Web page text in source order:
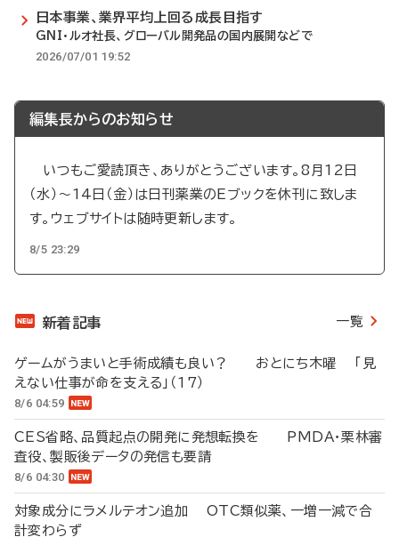
日本事業、業界平均上回る成長目指す
GNI・ルオ社長、グローバル開発品の国内展開などで
2026/07/01 19:52
編集長からのお知らせ
いつもご愛読頂き、ありがとうございます。8月12日
（水）～14日（金）は日刊薬業のEブックを休刊に致しま
す。ウェブサイトは随時更新します。
8/5 23:29
新着記事 一覧
ゲームがうまいと手術成績も良い？ おとにち木曜 「見
えない仕事が命を支える」（17）
8/6 04:59
CES省略、品質起点の開発に発想転換を PMDA・栗林審
査役、製販後データの発信も要請
8/6 04:30
対象成分にラメルテオン追加 OTC類似薬、一増一減で合
計変わらず